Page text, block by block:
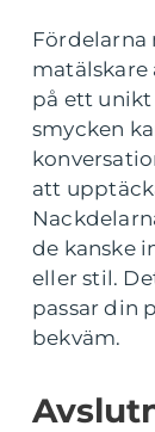
Fördelarna
matälskare
på ett unikt
smycken
att
de kanske
eller stil.
passar din
bekväm.